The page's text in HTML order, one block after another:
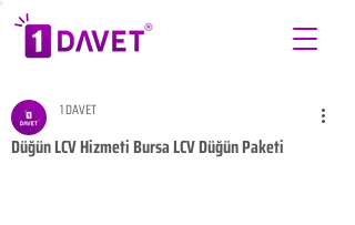
Düğün LCV Hizmeti Bursa LCV Düğün Paketi
1 DAVET